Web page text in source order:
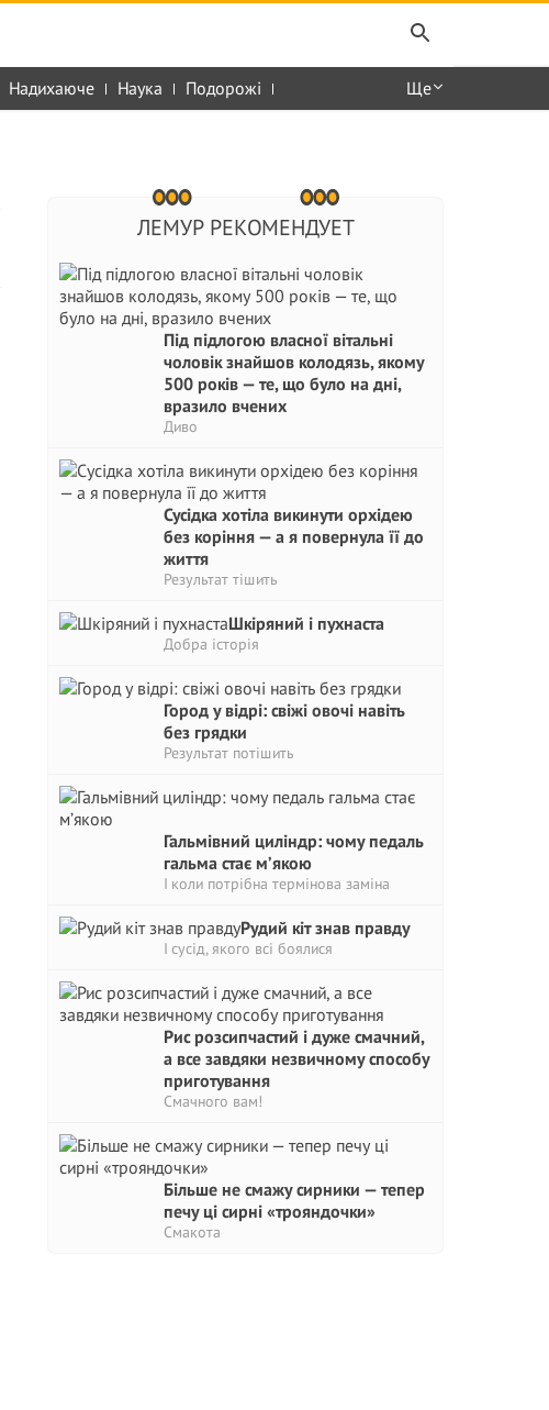
Надихаюче Наука Подорожі Ще
ЛЕМУР РЕКОМЕНДУЕТ
Під підлогою власної вітальні
чоловік знайшов колодязь, якому
500 років — те, що було на дні,
вразило вчених
Диво
Сусідка хотіла викинути орхідею
без коріння — а я повернула її до
життя
Результат тішить
Шкіряний і пухнаста
Добра історія
Город у відрі: свіжі овочі навіть
без грядки
Результат потішить
Гальмівний циліндр: чому педаль
гальма стає м’якою
І коли потрібна термінова заміна
Рудий кіт знав правду
І сусід, якого всі боялися
Рис розсипчастий і дуже смачний,
а все завдяки незвичному способу
приготування
Смачного вам!
Більше не смажу сирники — тепер
печу ці сирні «трояндочки»
Смакота